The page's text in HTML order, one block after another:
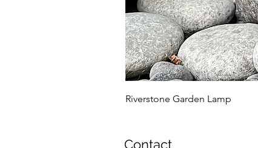
Riverstone Garden Lamp
Contact